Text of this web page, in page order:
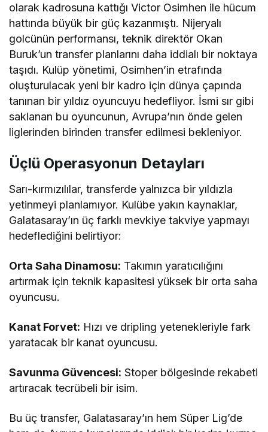
olarak kadrosuna kattığı Victor Osimhen ile hücum
hattında büyük bir güç kazanmıştı. Nijeryalı
golcünün performansı, teknik direktör Okan
Buruk’un transfer planlarını daha iddialı bir noktaya
taşıdı. Kulüp yönetimi, Osimhen’in etrafında
oluşturulacak yeni bir kadro için dünya çapında
tanınan bir yıldız oyuncuyu hedefliyor. İsmi sır gibi
saklanan bu oyuncunun, Avrupa’nın önde gelen
liglerinden birinden transfer edilmesi bekleniyor.
Üçlü Operasyonun Detayları
Sarı-kırmızılılar, transferde yalnızca bir yıldızla
yetinmeyi planlamıyor. Kulübe yakın kaynaklar,
Galatasaray’ın üç farklı mevkiye takviye yapmayı
hedeflediğini belirtiyor:
Orta Saha Dinamosu: Takımın yaratıcılığını
artırmak için teknik kapasitesi yüksek bir orta saha
oyuncusu.
Kanat Forvet: Hızı ve dripling yetenekleriyle fark
yaratacak bir kanat oyuncusu.
Savunma Güvencesi: Stoper bölgesinde rekabeti
artıracak tecrübeli bir isim.
Bu üç transfer, Galatasaray’ın hem Süper Lig’de